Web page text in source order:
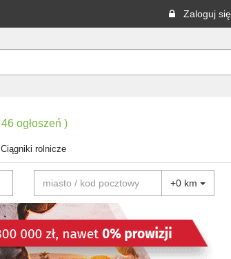
Zaloguj się
46 ogłoszeń )
Ciągniki rolnicze
+0 km